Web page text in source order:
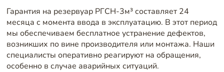
Гарантия на резервуар РГСН-3м³ составляет 24
месяца с момента ввода в эксплуатацию. В этот период
мы обеспечиваем бесплатное устранение дефектов,
возникших по вине производителя или монтажа. Наши
специалисты оперативно реагируют на обращения,
особенно в случае аварийных ситуаций.